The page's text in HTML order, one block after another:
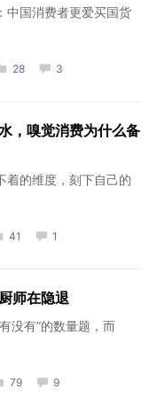
中国消费者更爱买国货
28 3
，嗅觉消费为什么备
着的维度，刻下自己的
41 1
师在隐退
没有”的数量题，而
79 9